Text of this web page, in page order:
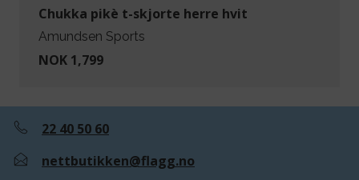
Chukka pikè t-skjorte herre hvit
Amundsen Sports
NOK 1,799
22 40 50 60
nettbutikken@flagg.no